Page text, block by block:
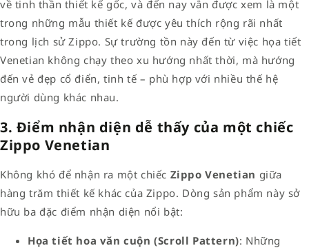
về tinh thần thiết kế gốc, và đến nay vẫn được xem là một
trong những mẫu thiết kế được yêu thích rộng rãi nhất
trong lịch sử Zippo. Sự trường tồn này đến từ việc họa tiết
Venetian không chạy theo xu hướng nhất thời, mà hướng
đến vẻ đẹp cổ điển, tinh tế – phù hợp với nhiều thế hệ
người dùng khác nhau.
3. Điểm nhận diện dễ thấy của một chiếc
Zippo Venetian
Không khó để nhận ra một chiếc Zippo Venetian giữa
hàng trăm thiết kế khác của Zippo. Dòng sản phẩm này sở
hữu ba đặc điểm nhận diện nổi bật:
Họa tiết hoa văn cuộn (Scroll Pattern): Những